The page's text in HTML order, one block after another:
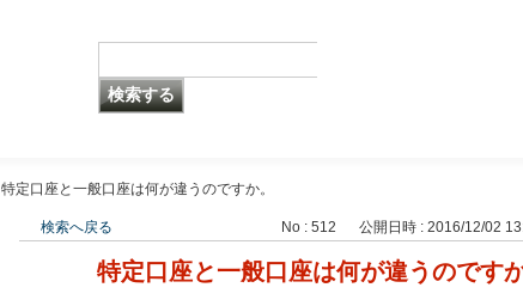
特定口座と一般口座は何が違うのですか。
検索へ戻る No : 512 公開日時 : 2016/12/02
特定口座と一般口座は何が違うのですか